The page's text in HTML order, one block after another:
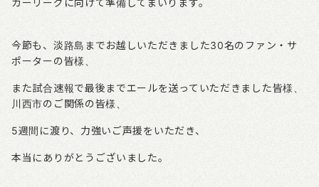
カーリーグに向けて準備してまいります。
今節も、淡路島までお越しいただきました30名のファン・サ
ポーターの皆様、
また試合速報で最後までエールを送っていただきました皆様、
川西市のご関係の皆様、
5週間に渡り、力強いご声援をいただき、
本当にありがとうございました。